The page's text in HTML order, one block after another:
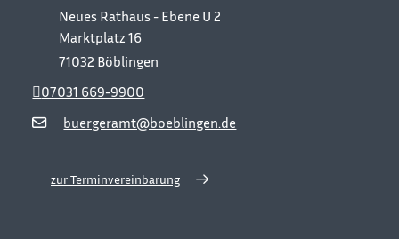
Neues Rathaus - Ebene U 2
Marktplatz 16
71032 Böblingen
buergeramt@boeblingen.de
07031 669-9900
zur Terminvereinbarung